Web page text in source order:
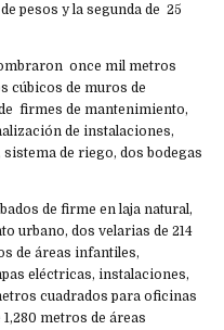
pesos y la segunda de 25
once mil metros
cúbicos de muros de
firmes de mantenimiento,
de instalaciones,
de riego, dos bodegas
de firme en laja natural,
urbano, dos velarias de 214
de áreas infantiles,
eléctricas, instalaciones,
cuadrados para oficinas
metros de áreas